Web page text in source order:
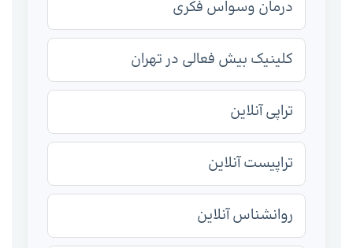
درمان وسواس فکری
کلینیک بیش فعالی در تهران
تراپی آنلاین
تراپیست آنلاین
روانشناس آنلاین